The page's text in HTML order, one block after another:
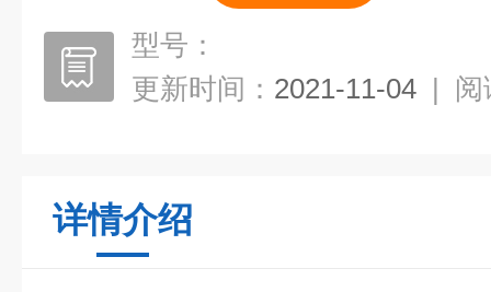
型号：
更新时间： 2021-11-04 | 阅
详情介绍